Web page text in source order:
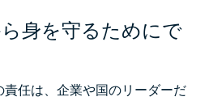
身を守るためにで
任は、企業や国のリーダーだ